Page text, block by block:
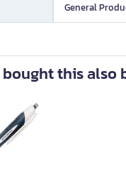
General
this also